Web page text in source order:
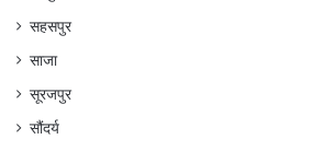
सहसपुर
साजा
सूरजपुर
सौंदर्य